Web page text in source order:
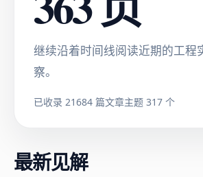
继续沿着时间线阅读近期的工程
察。
已收录 21684 篇文章主题 317 个
最新见解